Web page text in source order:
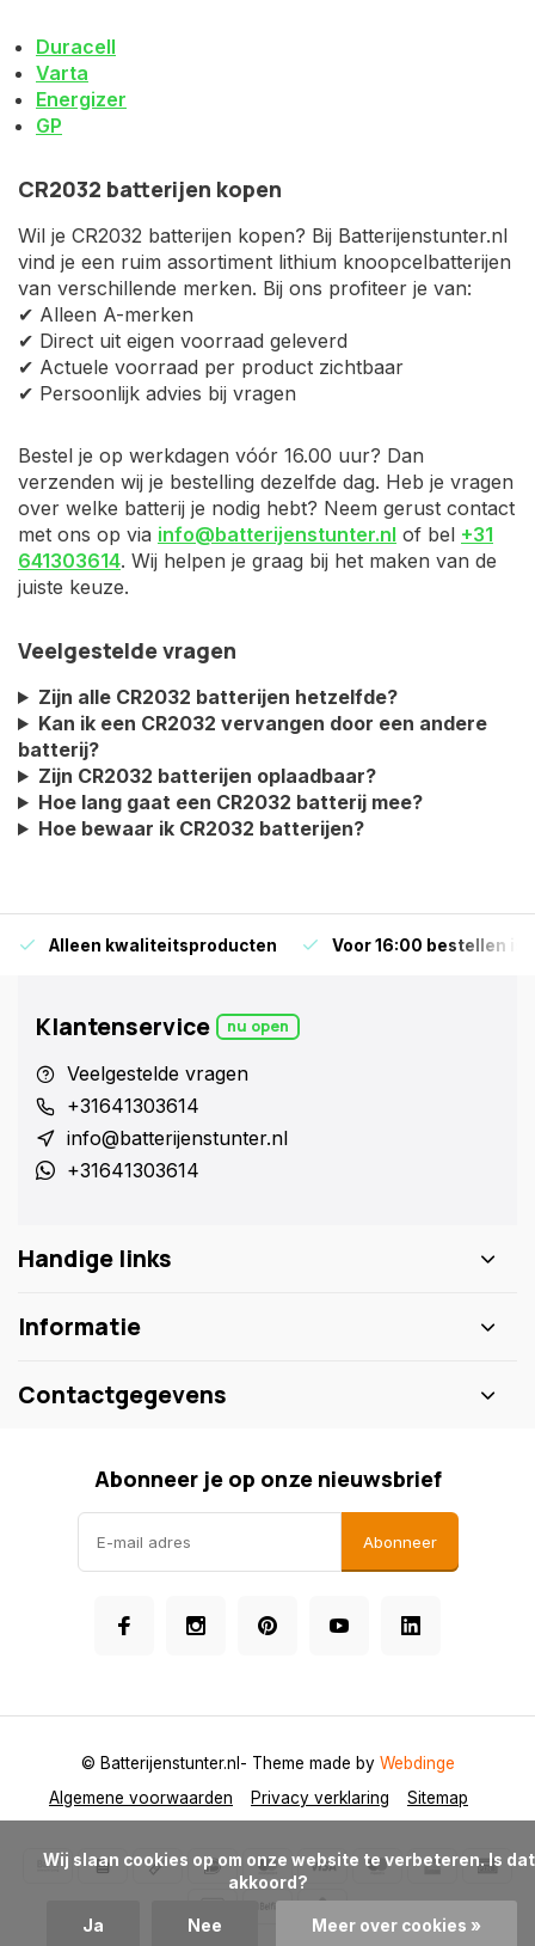
Duracell
Varta
Energizer
GP
CR2032 batterijen kopen
Wil je CR2032 batterijen kopen? Bij Batterijenstunter.nl
vind je een ruim assortiment lithium knoopcelbatterijen
van verschillende merken. Bij ons profiteer je van:
✔ Alleen A-merken
✔ Direct uit eigen voorraad geleverd
✔ Actuele voorraad per product zichtbaar
✔ Persoonlijk advies bij vragen
Bestel je op werkdagen vóór 16.00 uur? Dan
verzenden wij je bestelling dezelfde dag. Heb je vragen
over welke batterij je nodig hebt? Neem gerust contact
met ons op via info@batterijenstunter.nl of bel +31
641303614. Wij helpen je graag bij het maken van de
juiste keuze.
Veelgestelde vragen
Zijn alle CR2032 batterijen hetzelfde?
Kan ik een CR2032 vervangen door een andere
batterij?
Zijn CR2032 batterijen oplaadbaar?
Hoe lang gaat een CR2032 batterij mee?
Hoe bewaar ik CR2032 batterijen?
Alleen kwaliteitsproducten Voor 16:00 bestellen is
Klantenservice nu open
Veelgestelde vragen
+31641303614
info@batterijenstunter.nl
+31641303614
Handige links
Informatie
Contactgegevens
Abonneer je op onze nieuwsbrief
Abonneer
Algemene voorwaarden Privacy verklaring Sitemap
© Batterijenstunter.nl - Theme made by Webdinge
akkoord?
Ja Nee Meer over cookies »